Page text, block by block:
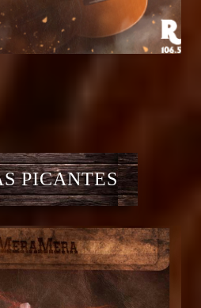
PICANTES